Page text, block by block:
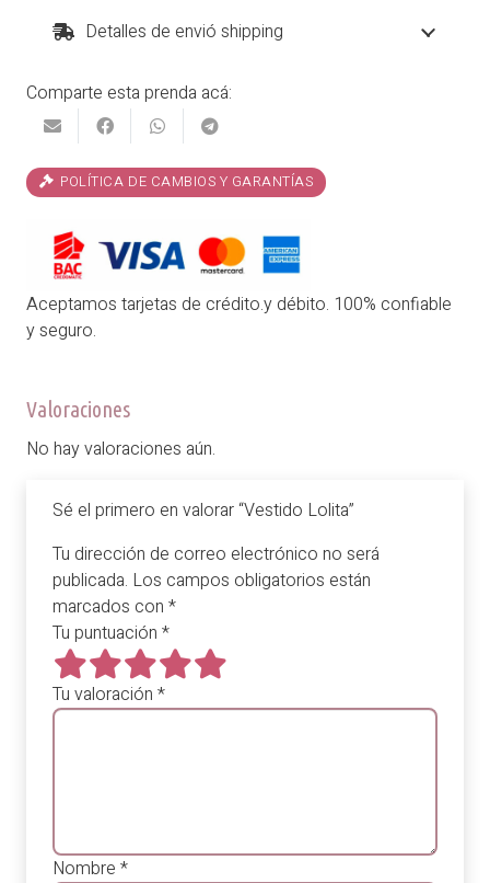
Detalles de envió shipping
Comparte esta prenda acá:
POLÍTICA DE CAMBIOS Y GARANTÍAS
Aceptamos tarjetas de crédito.y débito. 100% confiable
y seguro.
Valoraciones
No hay valoraciones aún.
Sé el primero en valorar “Vestido Lolita”
Tu dirección de correo electrónico no será
publicada. Los campos obligatorios están
marcados con *
Tu puntuación *
Tu valoración *
Nombre *